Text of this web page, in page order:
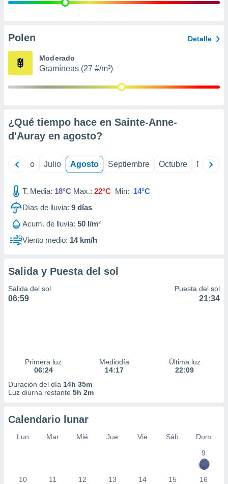
e
publicidad
Polen Detalle
Moderado
Gramíneas (27 #/m³)
¿Qué tiempo hace en Sainte-Anne-
d'Auray en agosto?
Junio Julio Agosto Septiembre Octubre
T. Media: 18°C Max.: 22°C Min: 14°C
Días de lluvia: 9 días
Acum. de lluvia: 50 l/m²
Viento medio: 14 km/h
Salida y Puesta del sol
Salida del sol
06:59
Puesta del sol
21:34
Primera luz
06:24
Mediodía
14:17
Última luz
22:09
Duración del día 14h 35m
Luz diurna restante 5h 2m
Calendario lunar
Lun Mar Mié Jue Vie Sáb
Dom
9
10 11 12 13 14 15 16